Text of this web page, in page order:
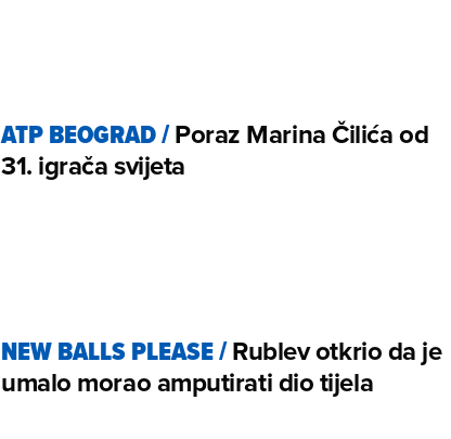
ATP BEOGRAD/Poraz Marina Čilića od
31. igrača svijeta
NEW BALLS PLEASE/Rublev otkrio da je
umalo morao amputirati dio tijela